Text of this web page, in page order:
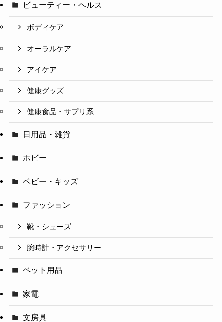
ビューティー・ヘルス
ボディケア
オーラルケア
アイケア
健康グッズ
健康食品・サプリ系
日用品・雑貨
ホビー
ベビー・キッズ
ファッション
靴・シューズ
腕時計・アクセサリー
ペット用品
家電
文房具